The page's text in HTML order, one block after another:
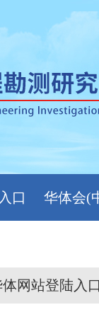
口 华体会(
体网站登陆入